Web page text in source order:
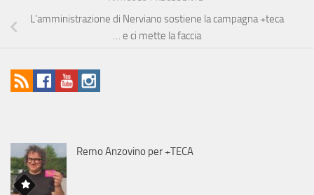
L’amministrazione di Nerviano sostiene la campagna +teca
… e ci mette la faccia
Remo Anzovino per +TECA